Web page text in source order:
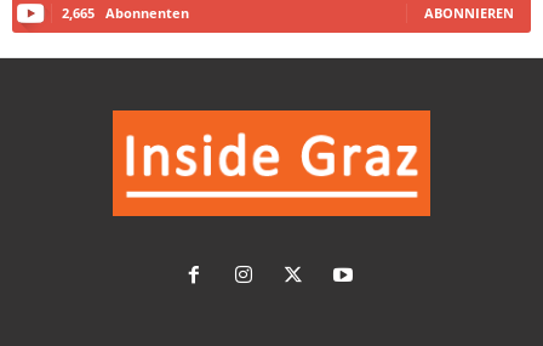
2,665 Abonnenten ABONNIEREN